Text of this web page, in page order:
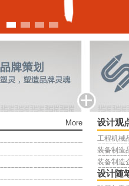
设计观
工程机械
装备制造
装备制造
设计随
More